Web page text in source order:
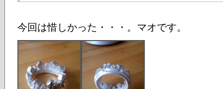
今回は惜しかった・・・。マオです。